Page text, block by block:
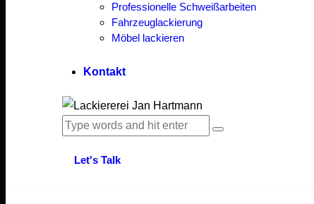
Professionelle Schweißarbeiten
Fahrzeuglackierung
Möbel lackieren
Kontakt
Let's Talk